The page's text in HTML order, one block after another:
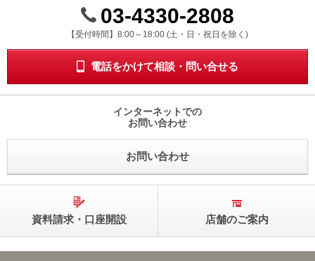
03-4330-2808
受付時間 8時から18時 ドニチシュクジツを除く
【受付時間】8:00～18:00 (土・日・祝日を除く)
電話をかけて相談・問い合せる
インターネットでの
お問い合わせ
お問い合わせ
資料請求・口座開設 店舗のご案内